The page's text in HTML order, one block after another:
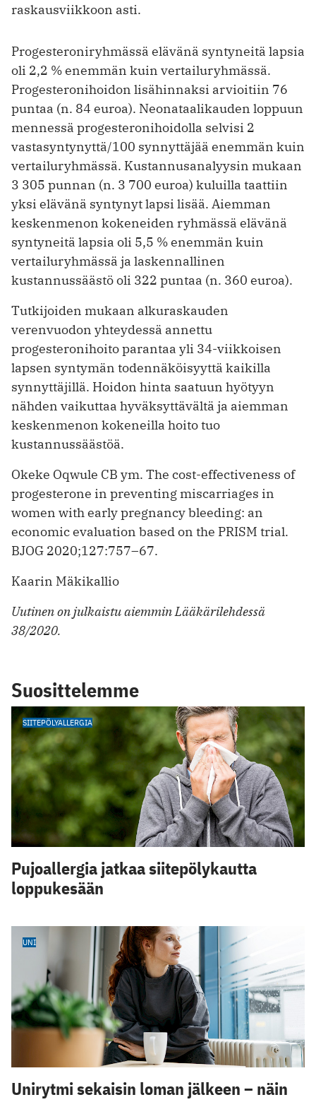
raskausviikkoon asti.
Progesteroniryhmässä elävänä syntyneitä lapsia
oli 2,2 % enemmän kuin vertailuryhmässä.
Progesteronihoidon lisähinnaksi arvioitiin 76
puntaa (n. 84 euroa). Neonataalikauden loppuun
mennessä progesteronihoidolla selvisi 2
vastasyntynyttä/100 synnyttäjää enemmän kuin
vertailuryhmässä. Kustannusanalyysin mukaan
3 305 punnan (n. 3 700 euroa) kuluilla taattiin
yksi elävänä syntynyt lapsi lisää. Aiemman
keskenmenon kokeneiden ryhmässä elävänä
syntyneitä lapsia oli 5,5 % enemmän kuin
vertailuryhmässä ja laskennallinen
kustannussäästö oli 322 puntaa (n. 360 euroa).
Tutkijoiden mukaan alkuraskauden
verenvuodon yhteydessä annettu
progesteronihoito parantaa yli 34-viikkoisen
lapsen syntymän todennäköisyyttä kaikilla
synnyttäjillä. Hoidon hinta saatuun hyötyyn
nähden vaikuttaa hyväksyttävältä ja aiemman
kesken­menon kokeneilla hoito tuo
kustannussäästöä.
Okeke Oqwule CB ym. The cost-effectiveness of
progesterone in preventing miscarriages in
women with early pregnancy bleeding: an
economic evaluation based on the PRISM trial.
BJOG 2020;127:757–67.
Kaarin Mäkikallio
Uutinen on julkaistu aiemmin Lääkärilehdessä
38/2020.
Suosittelemme
SIITEPÖLYALLERGIA
Pujoallergia jatkaa siitepölykautta
loppukesään
UNI
Unirytmi sekaisin loman jälkeen – näin